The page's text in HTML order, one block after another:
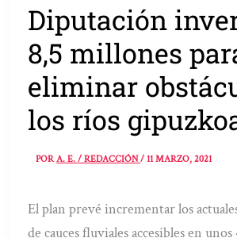
Diputación
8,5 millones
eliminar
los ríos
PORA. E. / REDACCIÓN/11 MARZO, 2021
El plan prevé incrementar los
de cauces fluviales accesibles en